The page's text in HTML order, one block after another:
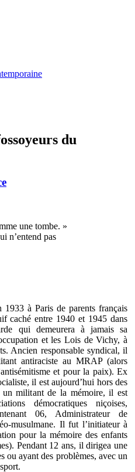
du
une tombe. »
n’entend pas
à Paris de parents français
caché entre 1940 et 1945 dans
qui demeurera à jamais sa
et les Lois de Vichy, à
Ancien responsable syndical, il
antiraciste au MRAP (alors
et pour la paix). Ex
il est aujourd’hui hors des
un militant de la mémoire, il est
démocratiques niçoises,
06, Administrateur de
musulmane. Il fut l’initiateur à
pour la mémoire des enfants
Pendant 12 ans, il dirigea une
ou ayant des problèmes, avec un